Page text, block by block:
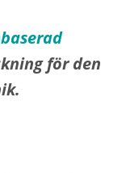
för den